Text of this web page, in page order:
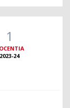
1
2023-24